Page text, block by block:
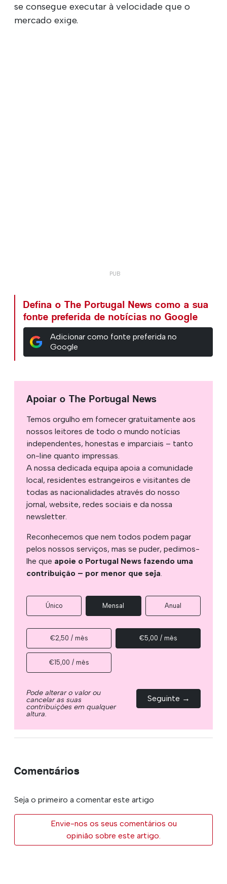
se consegue executar à velocidade que o
mercado exige.
Defina o The Portugal News como a sua
fonte preferida de notícias no Google
Adicionar como fonte preferida no
Google
Apoiar o The Portugal News
Temos orgulho em fornecer gratuitamente aos
nossos leitores de todo o mundo notícias
independentes, honestas e imparciais – tanto
on-line quanto impressas.
A nossa dedicada equipa apoia a comunidade
local, residentes estrangeiros e visitantes de
todas as nacionalidades através do nosso
jornal, website, redes sociais e da nossa
newsletter.
Reconhecemos que nem todos podem pagar
pelos nossos serviços, mas se puder, pedimos-
lhe que apoie o Portugal News fazendo uma
contribuição – por menor que seja.
Único Mensal Anual
€2,50 / mês €5,00 / mês
€15,00 / mês
Pode alterar o valor ou
cancelar as suas
contribuições em qualquer
altura.
Seguinte →
Comentários
Seja o primeiro a comentar este artigo
Envie-nos os seus comentários ou
opinião sobre este artigo.